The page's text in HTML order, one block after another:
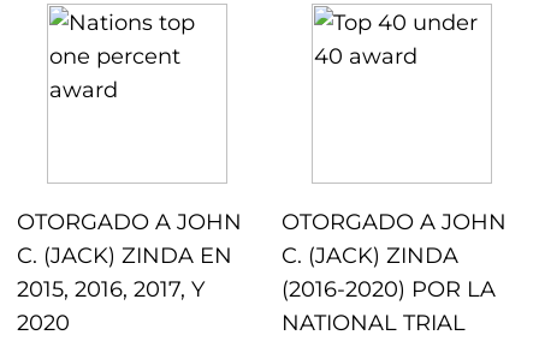
OTORGADO A JOHN
C. (JACK) ZINDA EN
2015, 2016, 2017, Y
2020
OTORGADO A JOHN
C. (JACK) ZINDA
(2016-2020) POR LA
NATIONAL TRIAL